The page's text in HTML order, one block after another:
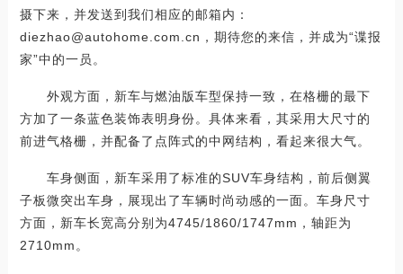
摄下来，并发送到我们相应的邮箱内：
diezhao@autohome.com.cn，期待您的来信，并成为“谍报
家”中的一员。
外观方面，新车与燃油版车型保持一致，在格栅的最下
方加了一条蓝色装饰表明身份。具体来看，其采用大尺寸的
前进气格栅，并配备了点阵式的中网结构，看起来很大气。
车身侧面，新车采用了标准的SUV车身结构，前后侧翼
子板微突出车身，展现出了车辆时尚动感的一面。车身尺寸
方面，新车长宽高分别为4745/1860/1747mm，轴距为
2710mm。